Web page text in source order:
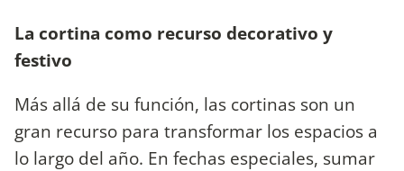
La cortina como recurso decorativo y
festivo
Más allá de su función, las cortinas son un
gran recurso para transformar los espacios a
lo largo del año. En fechas especiales, sumar